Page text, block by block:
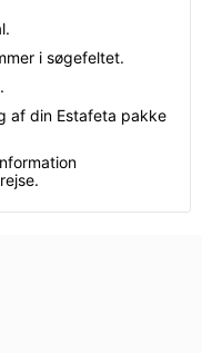
i søgefeltet.
af din Estafeta pakke